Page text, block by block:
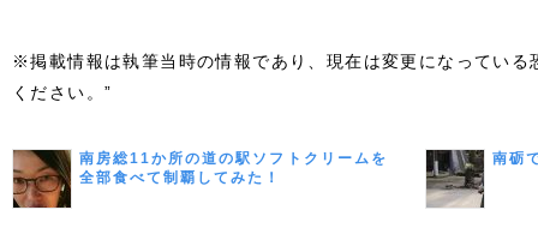
※掲載情報は執筆当時の情報であり、現在は変更になっている
ください。”
南房総11か所の道の駅ソフトクリームを
全部食べて制覇してみた！
南砺